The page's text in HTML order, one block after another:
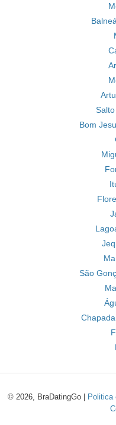
Bom
São
© 2026, BraDatingGo | Politica